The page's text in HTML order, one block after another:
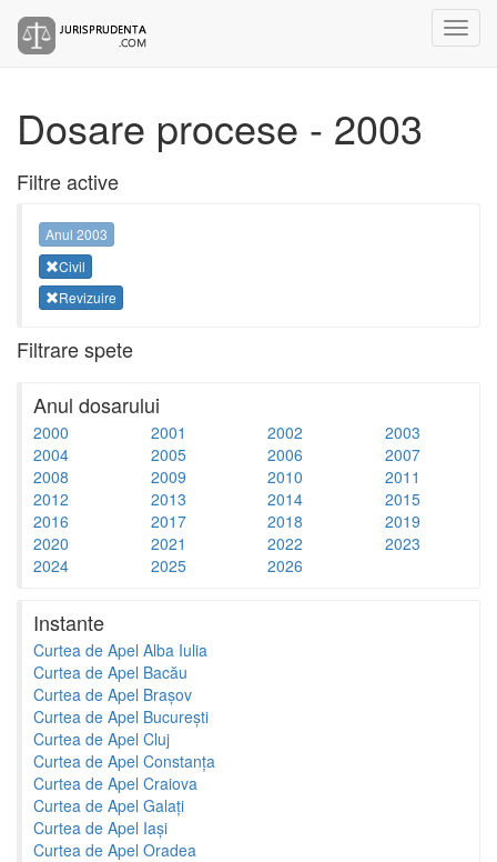
Dosare procese - 2003
Filtre active
Anul 2003
Civil
Revizuire
Filtrare spete
Anul dosarului
2000 2001 2002
2003
2004
2005 2006
2007
2008
2009 2010
2011
2012
2013 2014
2015
2016
2017 2018
2019
2020
2021 2022
2023
2024
2025 2026
Instante
Curtea de Apel Alba Iulia
Curtea de Apel Bacău
Curtea de Apel Brașov
Curtea de Apel București
Curtea de Apel Cluj
Curtea de Apel Constanța
Curtea de Apel Craiova
Curtea de Apel Galați
Curtea de Apel Iași
Curtea de Apel Oradea